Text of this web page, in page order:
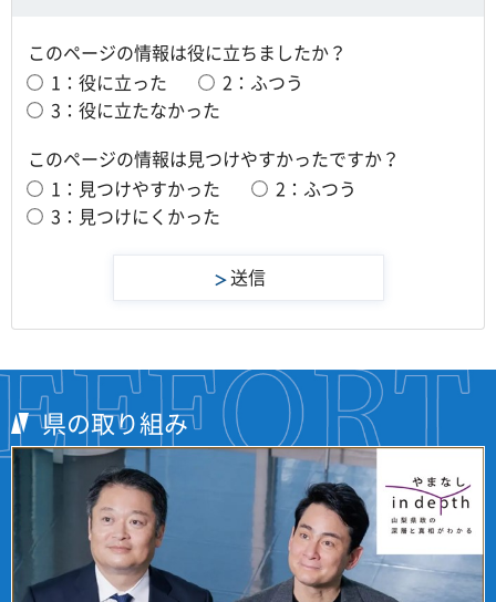
このページの情報は役に立ちましたか？
1：役に立った
2：ふつう
3：役に立たなかった
このページの情報は見つけやすかったですか？
1：見つけやすかった
2：ふつう
3：見つけにくかった
県の取り組み